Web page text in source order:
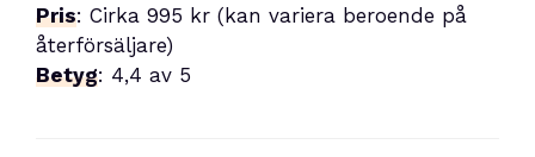
Pris: Cirka 995 kr (kan variera beroende på
återförsäljare)
Betyg: 4,4 av 5